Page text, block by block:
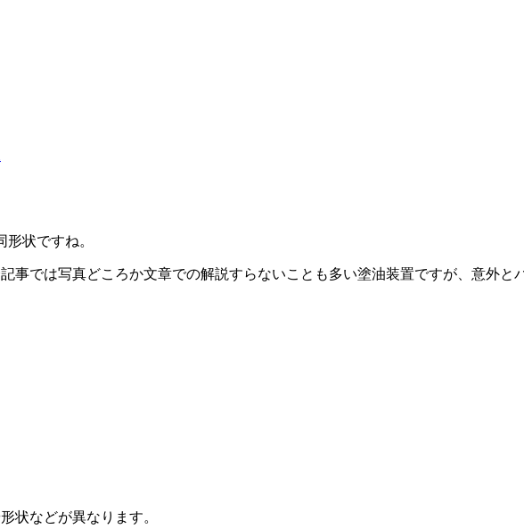
形状ですね。
事では写真どころか文章での解説すらないことも多い塗油装置ですが、意外と
状などが異なります。